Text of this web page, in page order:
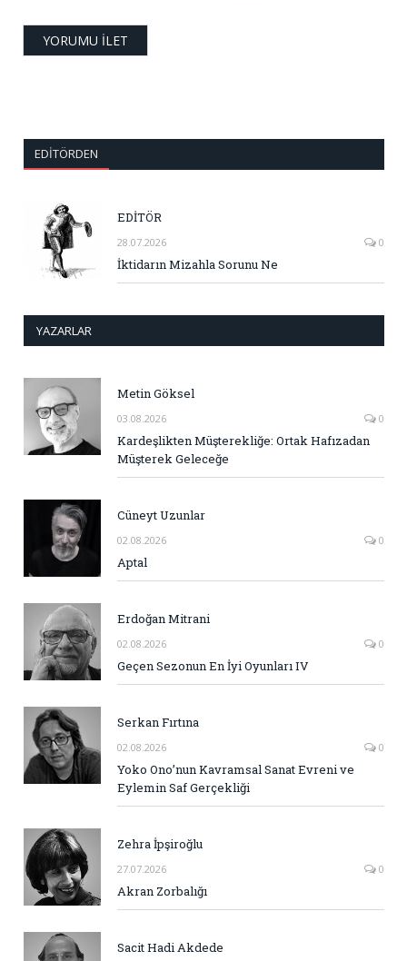
EDITÖRDEN
EDİTÖR
28.07.2026 0
İktidarın Mizahla Sorunu Ne
YAZARLAR
Metin Göksel
03.08.2026 0
Kardeşlikten Müşterekliğe: Ortak Hafızadan
Müşterek Geleceğe
Cüneyt Uzunlar
02.08.2026 0
Aptal
Erdoğan Mitrani
02.08.2026 0
Geçen Sezonun En İyi Oyunları IV
Serkan Fırtına
02.08.2026 0
Yoko Ono’nun Kavramsal Sanat Evreni ve
Eylemin Saf Gerçekliği
Zehra İpşiroğlu
27.07.2026 0
Akran Zorbalığı
Sacit Hadi Akdede